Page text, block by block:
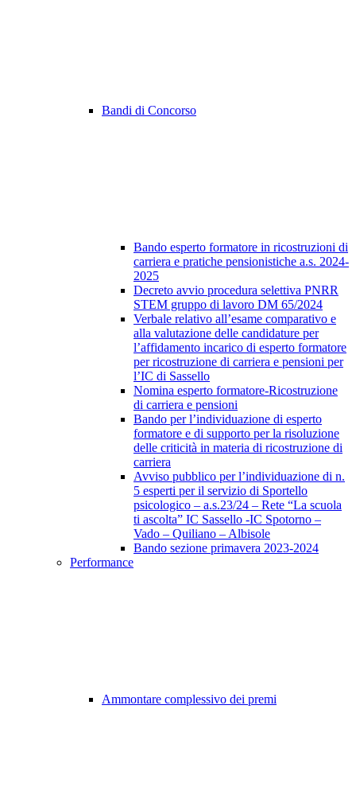
Bandi di Concorso
Bando esperto formatore in ricostruzioni di
carriera e pratiche pensionistiche a.s. 2024-
2025
Decreto avvio procedura selettiva PNRR
STEM gruppo di lavoro DM 65/2024
Verbale relativo all’esame comparativo e
alla valutazione delle candidature per
l’affidamento incarico di esperto formatore
per ricostruzione di carriera e pensioni per
l’IC di Sassello
Nomina esperto formatore-Ricostruzione
di carriera e pensioni
Bando per l’individuazione di esperto
formatore e di supporto per la risoluzione
delle criticità in materia di ricostruzione di
carriera
Avviso pubblico per l’individuazione di n.
5 esperti per il servizio di Sportello
psicologico – a.s.23/24 – Rete “La scuola
ti ascolta” IC Sassello -IC Spotorno –
Vado – Quiliano – Albisole
Bando sezione primavera 2023-2024
Performance
Ammontare complessivo dei premi